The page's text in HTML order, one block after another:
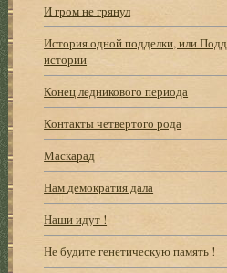
И гром не грянул
История одной подделки, или
истории
Конец ледникового периода
Контакты четвертого рода
Маскарад
Нам демократия дала
Наши идут !
Не будите генетическую память !